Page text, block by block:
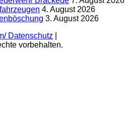
4. August 2026
3. August 2026
Datenschutz
vorbehalten.